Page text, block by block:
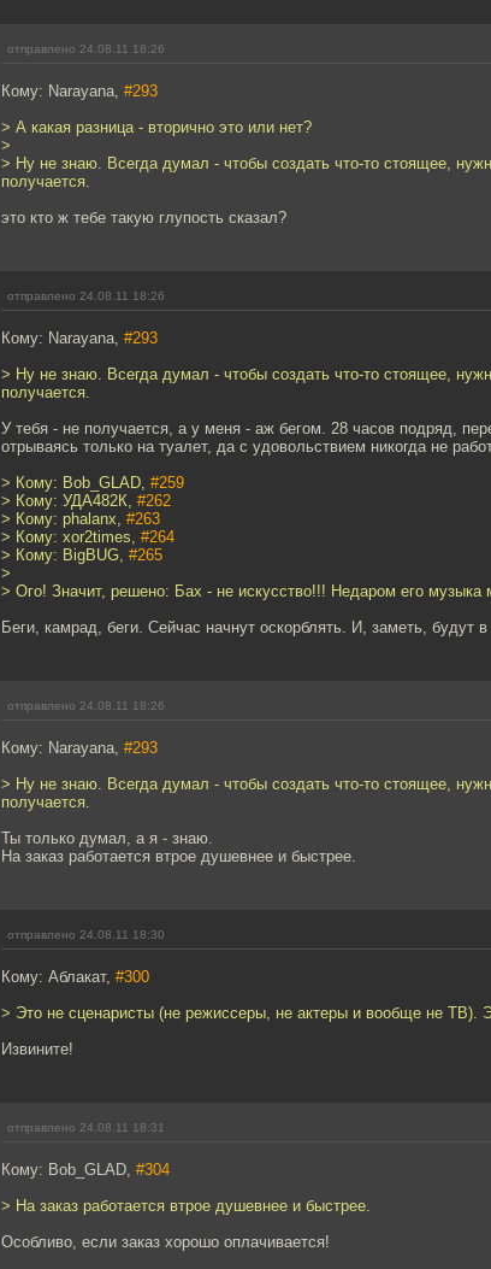
отправлено 24.08.11 18:26
Кому: Narayana, #293
> А какая разница - вторично это или нет?
>
> Ну не знаю. Всегда думал - чтобы создать что-то стоящее,
получается.
это кто ж тебе такую глупость сказал?
отправлено 24.08.11 18:26
Кому: Narayana, #293
> Ну не знаю. Всегда думал - чтобы создать что-то стоящее,
получается.
У тебя - не получается, а у меня - аж бегом. 28 часов подряд,
отрываясь только на туалет, да с удовольствием никогда не
> Кому: Bob_GLAD, #259
> Кому: УДА482К, #262
> Кому: phalanx, #263
> Кому: xor2times, #264
> Кому: BigBUG, #265
>
> Ого! Значит, решено: Бах - не искусство!!! Недаром его музыка
Беги, камрад, беги. Сейчас начнут оскорблять. И, заметь, будут
отправлено 24.08.11 18:26
Кому: Narayana, #293
> Ну не знаю. Всегда думал - чтобы создать что-то стоящее,
получается.
Ты только думал, а я - знаю.
На заказ работается втрое душевнее и быстрее.
отправлено 24.08.11 18:30
Кому: Аблакат, #300
> Это не сценаристы (не режиссеры, не актеры и вообще не ТВ).
Извините!
отправлено 24.08.11 18:31
Кому: Bob_GLAD, #304
> На заказ работается втрое душевнее и быстрее.
Особливо, если заказ хорошо оплачивается!